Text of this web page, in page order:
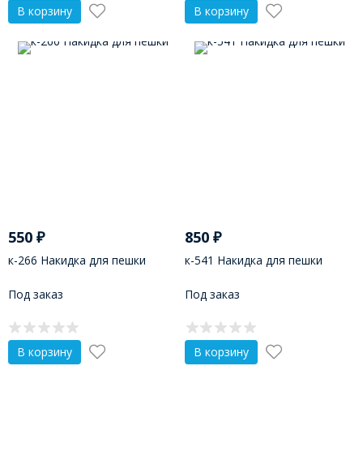
В корзину В корзину
550 ₽
к-266 Накидка для пешки
Под заказ
В корзину
850₽
к-541 Накидка для пешки
Под заказ
В корзину